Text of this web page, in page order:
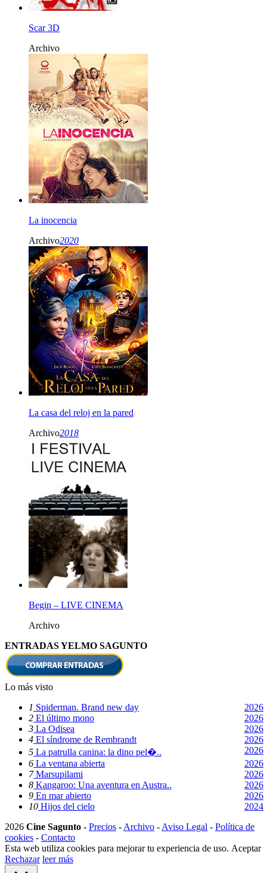
Scar 3D
Archivo
La inocencia
Archivo2020
La casa del reloj en la pared
Archivo2018
Begin – LIVE CINEMA
Archivo
ENTRADAS YELMO SAGUNTO
Lo más visto
1 Spiderman. Brand new day
2026
2 El último mono
2026
3 La Odisea
2026
4 El síndrome de Rembrandt
2026
5 La patrulla canina: la dino pel�..
2026
6 La ventana abierta
2026
7Marsupilami
2026
8 Kangaroo: Una aventura en Austra..
2026
9 En mar abierto
2026
10 Hijos del cielo
2024
2026 Cine Sagunto - Precios - Archivo - Aviso Legal - Política de
cookies - Contacto
Esta web utiliza cookies para mejorar tu experiencia de uso. Aceptar
Rechazar leer más